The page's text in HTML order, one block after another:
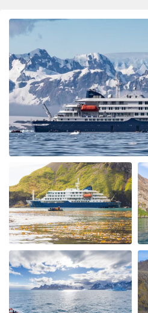
comforts a great crew,
leaders team that were so
a fantastic trip. After crossing
which was relatively smooth
Neko Harbour. We were soon
exploring the Bays seeing
Whales. The ice conditions
"Antarctic Circle" with Petrals,
following us. We had a
the "Gunnel" towards
heard alot about and it was
icebergs and Peninsular
visited Stonington Island and
Antarctic Bases, what a piece
interesting. Moving back up
Peninsular we also visited
Island. Back in the Zodiacs
days we were out in them
for lunch in-between and
spotted at Foyn Harbour &
Guvernoren Shipwreckand
saw the old Argentinian